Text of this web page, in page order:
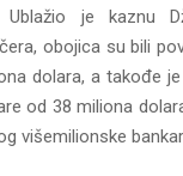
je kaznu
obojica su bili
dolara, a takođe
od 38 miliona
višemilionske